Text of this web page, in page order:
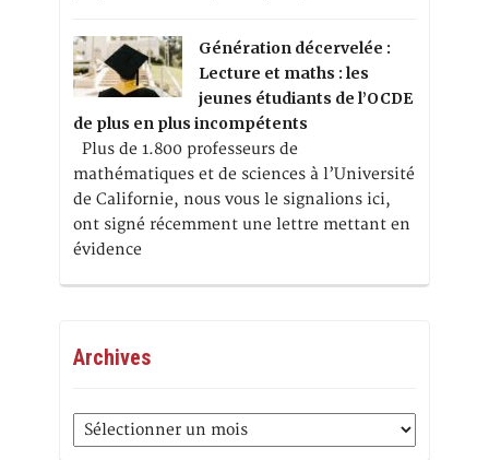
Génération décervelée :
Lecture et maths : les
jeunes étudiants de l’OCDE
de plus en plus incompétents
Plus de 1.800 professeurs de
mathématiques et de sciences à l’Université
de Californie, nous vous le signalions ici,
ont signé récemment une lettre mettant en
évidence
Archives
Archives